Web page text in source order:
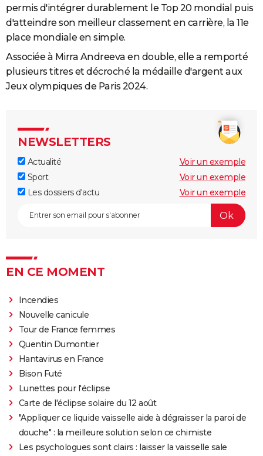
permis d'intégrer durablement le Top 20 mondial puis
d'atteindre son meilleur classement en carrière, la 11e
place mondiale en simple.
Associée à Mirra Andreeva en double, elle a remporté
plusieurs titres et décroché la médaille d'argent aux
Jeux olympiques de Paris 2024.
NEWSLETTERS
Actualité
Voir un exemple
Sport
Voir un exemple
Les dossiers d'actu
Voir un exemple
EN CE MOMENT
Incendies
Nouvelle canicule
Tour de France femmes
Quentin Dumontier
Hantavirus en France
Bison Futé
Lunettes pour l'éclipse
Carte de l'éclipse solaire du 12 août
"Appliquer ce liquide vaisselle aide à dégraisser la paroi de
douche" : la meilleure solution selon ce chimiste
Les psychologues sont clairs : laisser la vaisselle sale